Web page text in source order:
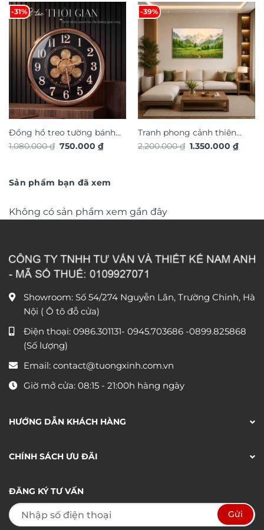
-31%
Đồng hồ treo tường bánh
răng chuyển động trang trí
1.080.000₫ Giá
gốc
750.000₫Giá
-39%
Tranh phong cảnh thiên
nhiên hiệu ứng dát vàng
2.200.000₫ Giá
gốc
1.350.000₫Giá
Sản phẩm bạn đã xem
Không có sản phẩm xem gần đây
Showroom: Số 54/274 Nguyễn Lân, Trường Chinh, Hà
Nội ( Ô tô đỗ cửa)
Điện thoại: 0986.301131- 0945.703686 -0899.825868
(Số lượng)
Email: contact@tuongxinh.com.vn
Giờ mở cửa: 08:15 - 21:00h hàng ngày
HƯỚNG DẪN KHÁCH HÀNG
CHÍNH SÁCH ƯU ĐÃI
ĐĂNG KÝ TƯ VẤN